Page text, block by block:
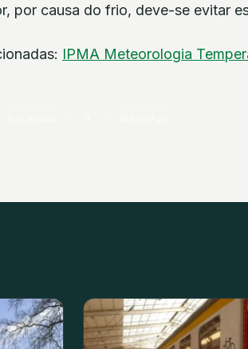
por causa do frio, deve-se evitar
IPMA Meteorologia